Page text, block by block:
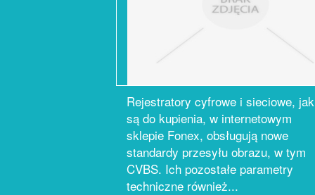
Rejestratory cyfrowe i sieciowe,
są do kupienia, w internetowym
sklepie Fonex, obsługują nowe
standardy przesyłu obrazu, w tym
CVBS. Ich pozostałe parametry
techniczne również...